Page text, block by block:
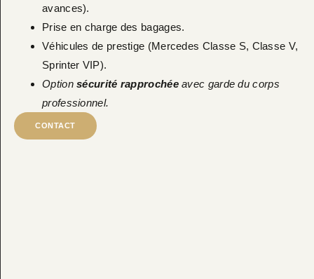
avances).
Prise en charge des bagages.
Véhicules de prestige (Mercedes Classe S, Classe V,
Sprinter VIP).
Optionsécurité rapprochéeavec garde du corps
professionnel.
CONTACT